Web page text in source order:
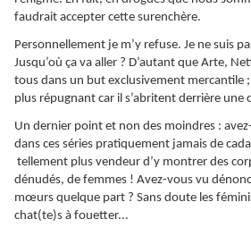
faudrait accepter cette surenchère.
Personnellement je m’y refuse. Je ne suis
Jusqu’où ça va aller ? D’autant que Arte,
tous dans un but exclusivement mercantile
plus répugnant car il s’abritent derrière une
Un dernier point et non des moindres :
dans ces séries pratiquement jamais de
tellement plus vendeur d’y montrer des
dénudés, de femmes ! Avez-vous vu
mœurs quelque part ? Sans doute les
chat(te)s à fouetter...